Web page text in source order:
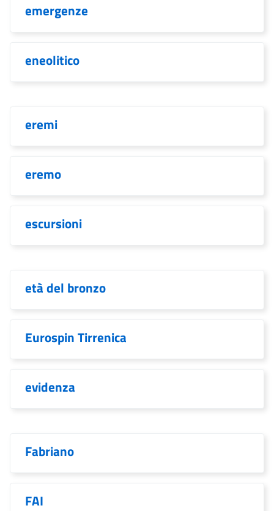
emergenze
eneolitico
eremi
eremo
escursioni
età del bronzo
Eurospin Tirrenica
evidenza
Fabriano
FAI